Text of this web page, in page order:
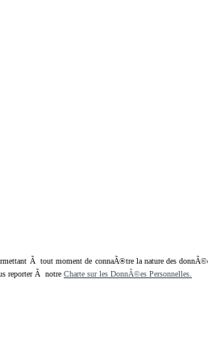
Ã tout moment de connaÃ®tre la nature des
reporter Ã notre Charte sur les DonnÃ©es Personnelles.